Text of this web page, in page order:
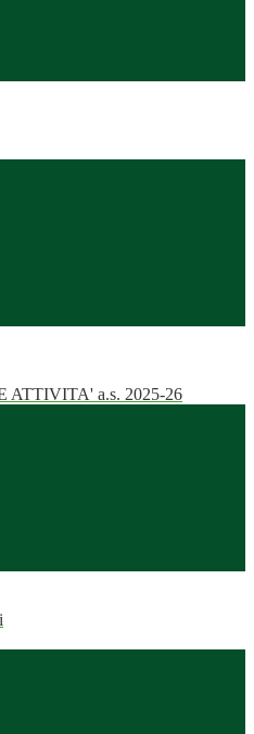
a.s. 2025-26